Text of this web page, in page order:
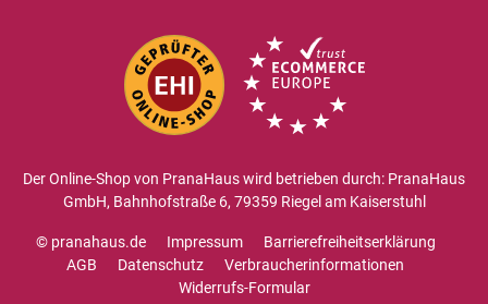
Der Online-Shop von PranaHaus wird betrieben durch: PranaHaus
GmbH, Bahnhofstraße 6, 79359 Riegel am Kaiserstuhl
© pranahaus.de Impressum
Barrierefreiheitserklärung
AGB
Datenschutz
Verbraucherinformationen
Widerrufs-Formular